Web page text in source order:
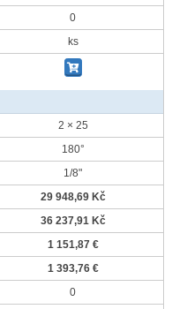
0
ks
2 × 25
180°
1/8"
29 948,69 Kč
36 237,91 Kč
1 151,87 €
1 393,76 €
0